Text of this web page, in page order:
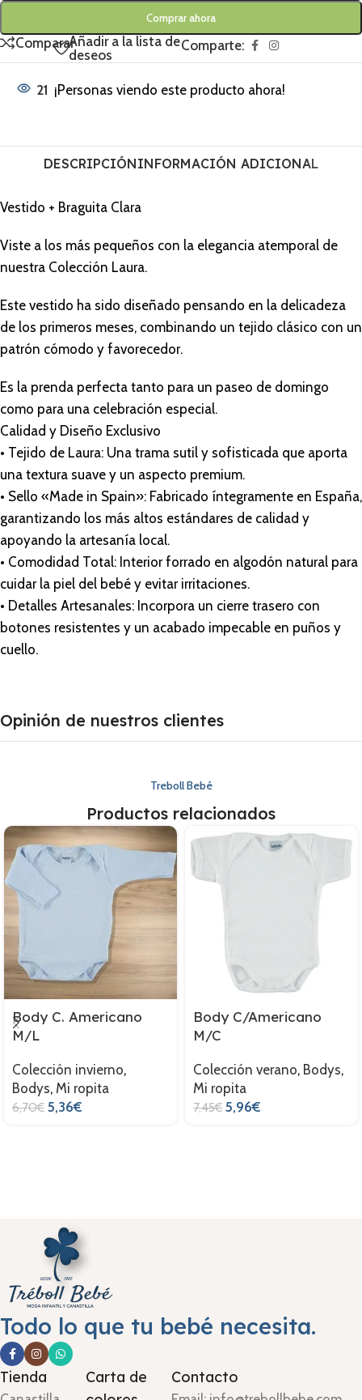
Comprar ahora
CompararAñadir a la lista de
deseos
Comparte:
21 ¡Personas viendo este producto ahora!
DESCRIPCIÓNINFORMACIÓN ADICIONAL
Vestido + Braguita Clara
Viste a los más pequeños con la elegancia atemporal de
nuestra Colección Laura.
Este vestido ha sido diseñado pensando en la delicadeza
de los primeros meses, combinando un tejido clásico con un
patrón cómodo y favorecedor.
Es la prenda perfecta tanto para un paseo de domingo
como para una celebración especial.
Calidad y Diseño Exclusivo
• Tejido de Laura: Una trama sutil y sofisticada que aporta
una textura suave y un aspecto premium.
• Sello «Made in Spain»: Fabricado íntegramente en España,
garantizando los más altos estándares de calidad y
apoyando la artesanía local.
• Comodidad Total: Interior forrado en algodón natural para
cuidar la piel del bebé y evitar irritaciones.
• Detalles Artesanales: Incorpora un cierre trasero con
botones resistentes y un acabado impecable en puños y
cuello.
Opinión de nuestros clientes
Treboll Bebé
Productos relacionados
Body C. Americano
M/L
Colección invierno,
Bodys, Mi ropita
6,70€ 5,36€
Body C/Americano
M/C
Colección verano, Bodys,
Mi ropita
7,45€ 5,96€
Todo lo que tu bebé necesita.
Tienda
Carta de
Contacto